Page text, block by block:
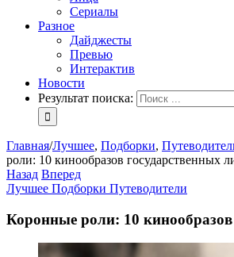
Сериалы
Разное
Дайджесты
Превью
Интерактив
Новости
Результат поиска:
Главная/Лучшее, Подборки,
роли: 10 кинообразов государственных
Назад Вперед
Лучшее Подборки Путеводители
Коронные роли: 10